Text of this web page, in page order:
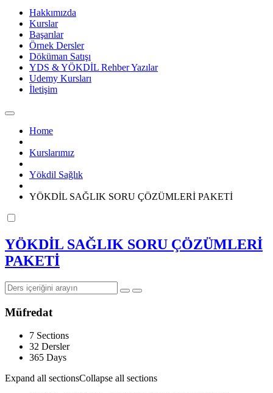
Hakkımızda
Kurslar
Başarılar
Örnek Dersler
Döküman Satışı
YDS & YÖKDİL Rehber Yazılar
Udemy Kursları
İletişim
Home
Kurslarımız
Yökdil Sağlık
YÖKDİL SAĞLIK SORU ÇÖZÜMLERİ PAKETİ
YÖKDİL SAĞLIK SORU ÇÖZÜMLERİ
PAKETİ
Müfredat
7 Sections
32 Dersler
365 Days
Expand all sectionsCollapse all sections